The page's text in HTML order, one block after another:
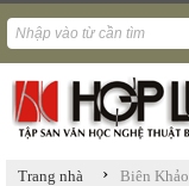
Trang nhà › Biên Khảo